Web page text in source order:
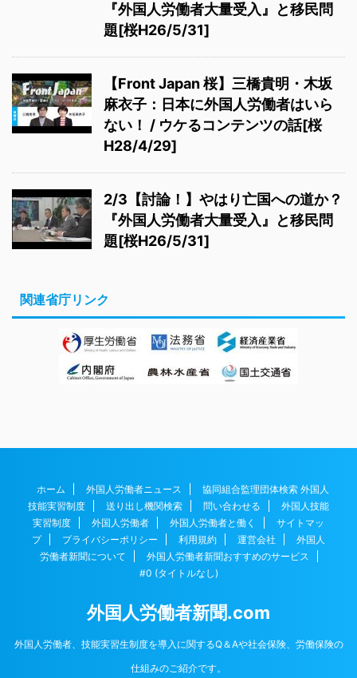
『外国人労働者大量受入』と移民問
題[桜H26/5/31]
【Front Japan 桜】三橋貴明・木坂
麻衣子：日本に外国人労働者はいら
ない！ / ウケるコンテンツの話[桜
H28/4/29]
2/3【討論！】やはり亡国への道か？
『外国人労働者大量受入』と移民問
題[桜H26/5/31]
関連省庁リンク
ホーム 外国人労働者ニュース
協同組合監理団体検索 外国人
技能実習制度
送り出し機関検索 問い合わせる
外国人技能
実習制度
外国人労働者 外国人労働者と働く
サイトマッ
プ
プライバシーポリシー 利用規約 運営会社
外国人
労働者新聞について
外国人労働者新聞おすすめのサービス
#0 (タイトルなし)
外国人労働者新聞.com
外国人労働者、技能実習生制度を導入に関するQ＆Aや社会保険、労働保険の
仕組みのご紹介です。